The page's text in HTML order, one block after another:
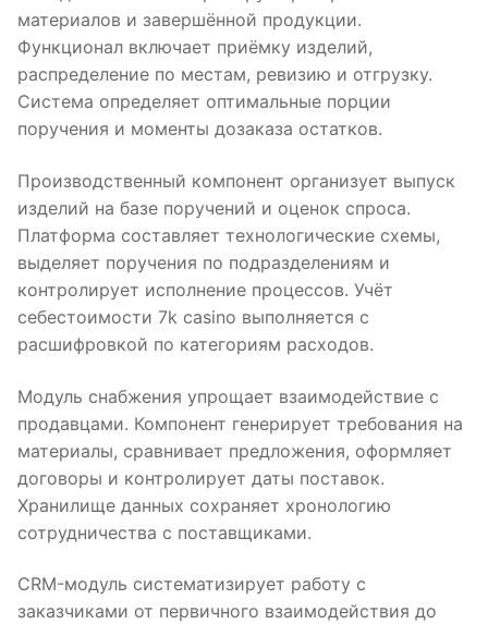
материалов и завершённой продукции.
Функционал включает приёмку изделий,
распределение по местам, ревизию и отгрузку.
Система определяет оптимальные порции
поручения и моменты дозаказа остатков.
Производственный компонент организует выпуск
изделий на базе поручений и оценок спроса.
Платформа составляет технологические схемы,
выделяет поручения по подразделениям и
контролирует исполнение процессов. Учёт
себестоимости 7k casino выполняется с
расшифровкой по категориям расходов.
Модуль снабжения упрощает взаимодействие с
продавцами. Компонент генерирует требования на
материалы, сравнивает предложения, оформляет
договоры и контролирует даты поставок.
Хранилище данных сохраняет хронологию
сотрудничества с поставщиками.
CRM-модуль систематизирует работу с
заказчиками от первичного взаимодействия до